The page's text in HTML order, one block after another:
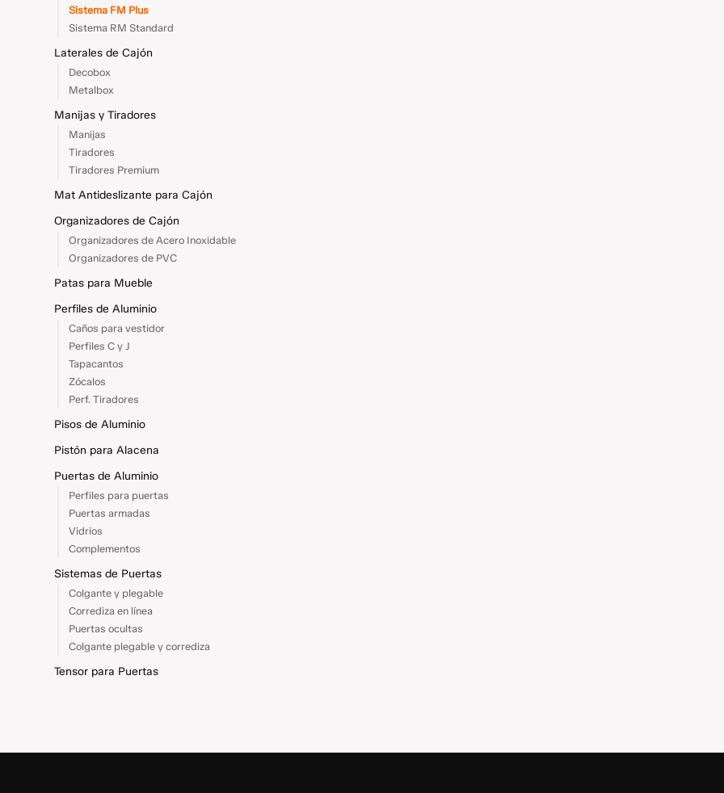
Sistema FM Plus
Sistema RM Standard
Laterales de Cajón
Decobox
Metalbox
Manijas y Tiradores
Manijas
Tiradores
Tiradores Premium
Mat Antideslizante para Cajón
Organizadores de Cajón
Organizadores de Acero Inoxidable
Organizadores de PVC
Patas para Mueble
Perfiles de Aluminio
Caños para vestidor
Perfiles C y J
Tapacantos
Zócalos
Perf. Tiradores
Pisos de Aluminio
Pistón para Alacena
Puertas de Aluminio
Perfiles para puertas
Puertas armadas
Vidrios
Complementos
Sistemas de Puertas
Colgante y plegable
Corrediza en línea
Puertas ocultas
Colgante plegable y corrediza
Tensor para Puertas